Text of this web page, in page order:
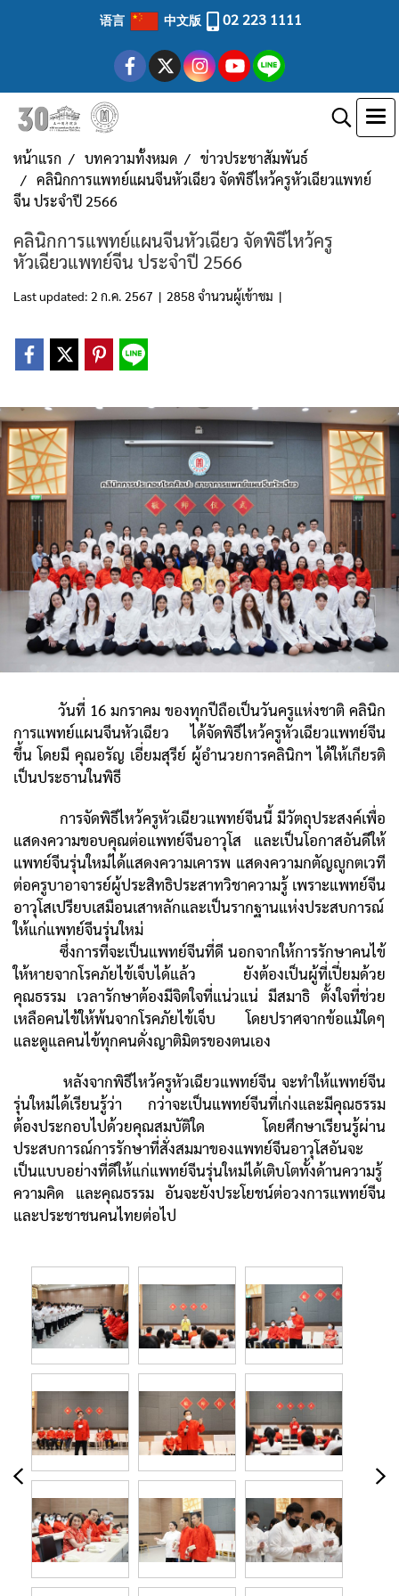
语言 中文版 02 223 1111
หน้าแรก บทความทั้งหมด
ข่าวประชาสัมพันธ์
คลินิกการแพทย์แผนจีนหัวเฉียว จัดพิธีไหว้ครูหัวเฉียวแพทย์
จีน ประจำปี 2566
คลินิกการแพทย์แผนจีนหัวเฉียว จัดพิธีไหว้ครู
หัวเฉียวแพทย์จีน ประจำปี 2566
Last updated: 2 ก.ค. 2567 | 2858 จำนวนผู้เข้าชม |
วันที่ 16 มกราคม ของทุกปีถือเป็นวันครูแห่งชาติ คลินิก
การแพทย์แผนจีนหัวเฉียว ได้จัดพิธีไหว้ครูหัวเฉียวแพทย์จีน
ขึ้น โดยมี คุณอรัญ เอี่ยมสุรีย์ ผู้อำนวยการคลินิกฯ ได้ให้เกียรติ
เป็นประธานในพิธี
การจัดพิธีไหว้ครูหัวเฉียวแพทย์จีนนี้ มีวัตถุประสงค์เพื่อ
แสดงความขอบคุณต่อแพทย์จีนอาวุโส และเป็นโอกาสอันดีให้
แพทย์จีนรุ่นใหม่ได้แสดงความเคารพ แสดงความกตัญญูกตเวที
ต่อครูบาอาจารย์ผู้ประสิทธิประสาทวิชาความรู้ เพราะแพทย์จีน
อาวุโสเปรียบเสมือนเสาหลักและเป็นรากฐานแห่งประสบการณ์
ให้แก่แพทย์จีนรุ่นใหม่
ซึ่งการที่จะเป็นแพทย์จีนที่ดี นอกจากให้การรักษาคนไข้
ให้หายจากโรคภัยไข้เจ็บได้แล้ว ยังต้องเป็นผู้ที่เปี่ยมด้วย
คุณธรรม เวลารักษาต้องมีจิตใจที่แน่วแน่ มีสมาธิ ตั้งใจที่ช่วย
เหลือคนไข้ให้พ้นจากโรคภัยไข้เจ็บ โดยปราศจากข้อแม้ใดๆ
และดูแลคนไข้ทุกคนดั่งญาติมิตรของตนเอง
หลังจากพิธีไหว้ครูหัวเฉียวแพทย์จีน จะทำให้แพทย์จีน
รุ่นใหม่ได้เรียนรู้ว่า กว่าจะเป็นแพทย์จีนที่เก่งและมีคุณธรรม
ต้องประกอบไปด้วยคุณสมบัติใด โดยศึกษาเรียนรู้ผ่าน
ประสบการณ์การรักษาที่สั่งสมมาของแพทย์จีนอาวุโสอันจะ
เป็นแบบอย่างที่ดีให้แก่แพทย์จีนรุ่นใหม่ได้เติบโตทั้งด้านความรู้
ความคิด และคุณธรรม อันจะยังประโยชน์ต่อวงการแพทย์จีน
และประชาชนคนไทยต่อไป